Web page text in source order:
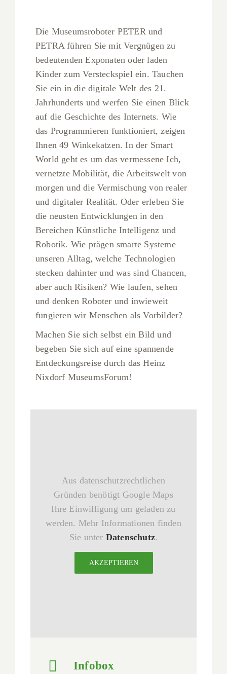
Die Museumsroboter PETER und
PETRA führen Sie mit Vergnügen zu
bedeutenden Exponaten oder laden
Kinder zum Versteckspiel ein. Tauchen
Sie ein in die digitale Welt des 21.
Jahrhunderts und werfen Sie einen Blick
auf die Geschichte des Internets. Wie
das Programmieren funktioniert, zeigen
Ihnen 49 Winkekatzen. In der Smart
World geht es um das vermessene Ich,
vernetzte Mobilität, die Arbeitswelt von
morgen und die Vermischung von realer
und digitaler Realität. Oder erleben Sie
die neusten Entwicklungen in den
Bereichen Künstliche Intelligenz und
Robotik. Wie prägen smarte Systeme
unseren Alltag, welche Technologien
stecken dahinter und was sind Chancen,
aber auch Risiken? Wie laufen, sehen
und denken Roboter und inwieweit
fungieren wir Menschen als Vorbilder?
Machen Sie sich selbst ein Bild und
begeben Sie sich auf eine spannende
Entdeckungsreise durch das Heinz
Nixdorf MuseumsForum!
Aus datenschutzrechtlichen
Gründen benötigt Google Maps
Ihre Einwilligung um geladen zu
werden. Mehr Informationen finden
Sie unter Datenschutz.
AKZEPTIEREN
Infobox